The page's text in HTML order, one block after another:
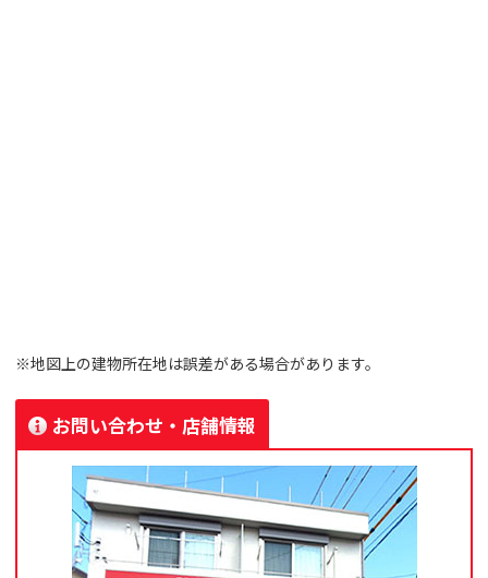
※地図上の建物所在地は誤差がある場合があります。
お問い合わせ・店舗情報